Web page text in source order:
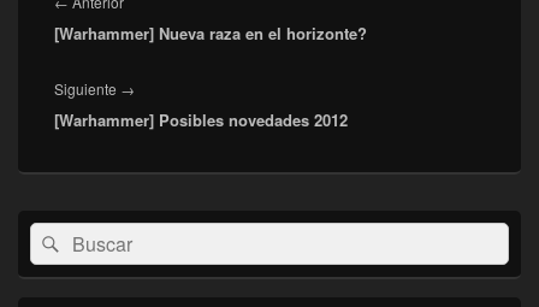
entradasanterior:
[Warhammer] Nueva raza en el horizonte?
Siguiente →
siguiente:
[Warhammer] Posibles novedades 2012
El
área
de
widget
Buscar
por:
Buscar